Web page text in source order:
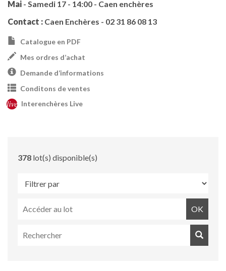
Mai - Samedi 17 - 14:00 - Caen enchères
Contact : Caen Enchères - 02 31 86 08 13
Catalogue en PDF
Mes ordres d’achat
Demande d’informations
Conditons de ventes
Interenchères Live
378 lot(s) disponible(s)